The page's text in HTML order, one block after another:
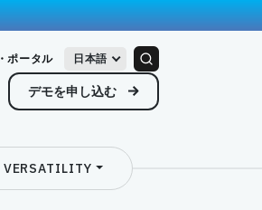
ポータル 日本語
デモを申し込む
VERSATILITY